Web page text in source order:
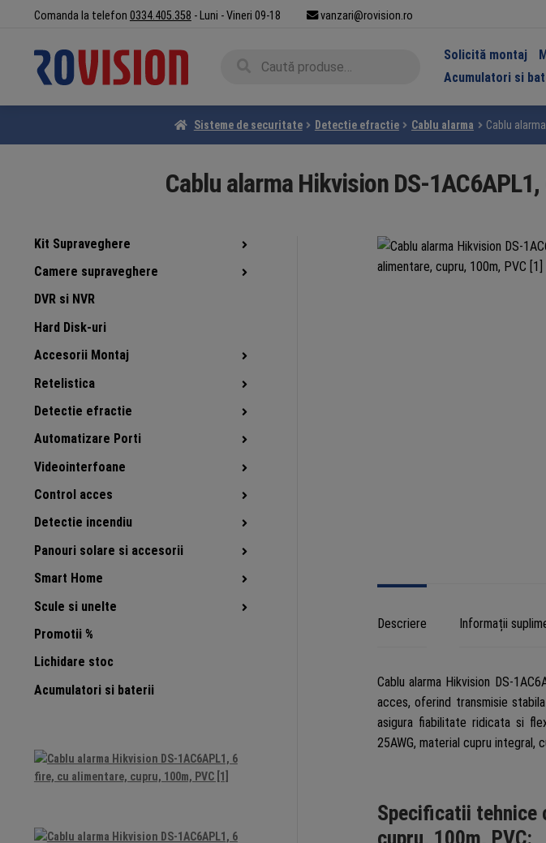
navigare
conținut
Comanda la telefon 0334.405.358 - Luni - Vineri 09-18 vanzari@rovision.ro
Solicită montaj
Acumulatori si
Sisteme de securitate Detectie efractie Cablu alarma Cablu
Cablu alarma Hikvision DS-
Descriere Informații
Cablu alarma Hikvision DS-
acces, oferind transmisie
asigura fiabilitate ridicata si
25AWG, material cupru integral,
Specificatii tehnice
cupru, 100m, PVC:
Kit Supraveghere
Camere supraveghere
DVR si NVR
Hard Disk-uri
Accesorii Montaj
Retelistica
Detectie efractie
Automatizare Porti
Videointerfoane
Control acces
Detectie incendiu
Panouri solare si accesorii
Smart Home
Scule si unelte
Promotii %
Lichidare stoc
Acumulatori si baterii